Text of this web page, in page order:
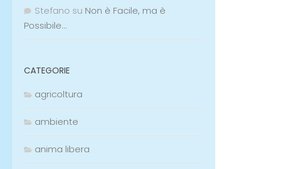
Stefano su Non è Facile, ma è
Possibile…
CATEGORIE
agricoltura
ambiente
anima libera